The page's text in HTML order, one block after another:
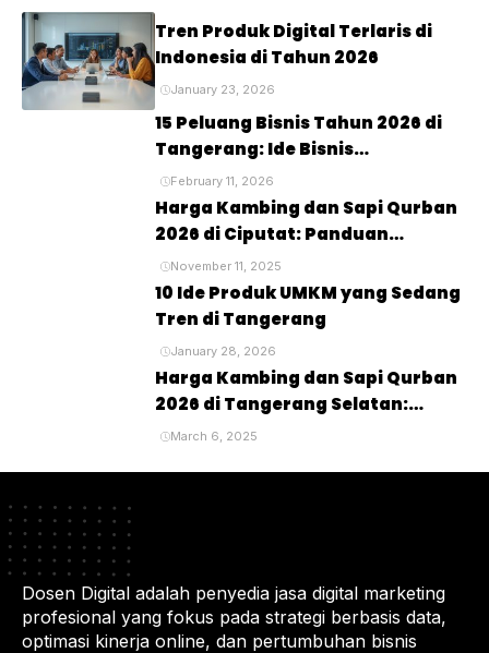
Tren Produk Digital Terlaris di
Indonesia di Tahun 2026
January 23, 2026
15 Peluang Bisnis Tahun 2026 di
Tangerang: Ide Bisnis
Menjanjikan untuk Masa Depan
February 11, 2026
Harga Kambing dan Sapi Qurban
2026 di Ciputat: Panduan
Lengkap untuk Perayaan Idul
Adha
November 11, 2025
10 Ide Produk UMKM yang Sedang
Tren di Tangerang
January 28, 2026
Harga Kambing dan Sapi Qurban
2026 di Tangerang Selatan:
Panduan Lengkap untuk Pembeli
March 6, 2025
Dosen Digital adalah penyedia jasa digital marketing
profesional yang fokus pada strategi berbasis data,
optimasi kinerja online, dan pertumbuhan bisnis